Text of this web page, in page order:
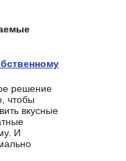
решение
чтобы
вкусные
И